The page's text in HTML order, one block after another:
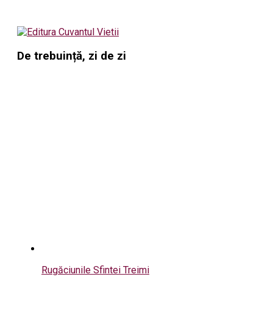
De trebuință, zi de zi
Rugăciunile Sfintei Treimi